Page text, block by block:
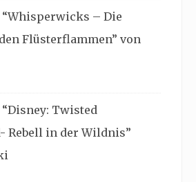
“Whisperwicks – Die
Flüsterflammen” von
Twisted
Rebell in der Wildnis”